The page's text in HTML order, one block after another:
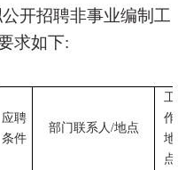
开招聘非事业编制工
求如下:
应聘
条件
部门联系人 /地点
工
作
地
点